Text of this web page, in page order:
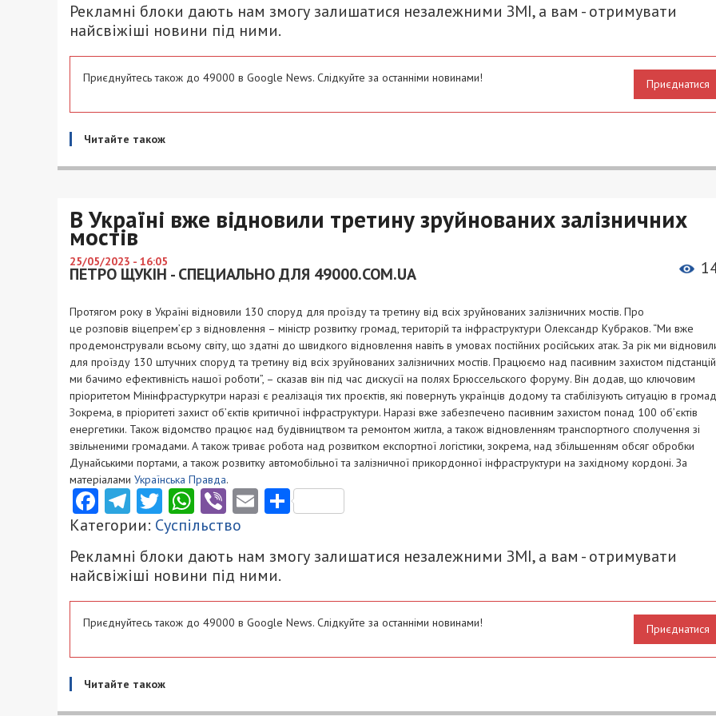
Рекламні блоки дають нам змогу залишатися незалежними ЗМІ, а вам - отримувати
найсвіжіші новини під ними.
Приєднуйтесь також до 49000 в Google News. Слідкуйте за останніми новинами! Приєднатися
Читайте також
В Україні вже відновили третину зруйнованих залізничних
мостів
25/05/2023 - 16:05
ПЕТРО ЩУКІН - СПЕЦИАЛЬНО ДЛЯ 49000.COM.UA
Протягом року в Україні відновили 130 споруд для проїзду та третину від всіх зруйнованих залізничних мостів. Про
це розповів віцепрем’єр з відновлення – міністр розвитку громад, територій та інфраструктури Олександр Кубраков. “Ми вже
продемонстрували всьому світу, що здатні до швидкого відновлення навіть в умовах постійних російських атак. За рік ми
для проїзду 130 штучних споруд та третину від всіх зруйнованих залізничних мостів. Працюємо над пасивним захистом підстанцій
ми бачимо ефективність нашої роботи”, – сказав він під час дискусії на полях Брюссельского форуму. Він додав, що ключовим
пріоритетом Мінінфрастуркутри наразі є реалізація тих проєктів, які повернуть українців додому та стабілізують ситуацію в
Зокрема, в пріоритеті захист об’єктів критичної інфраструктури. Наразі вже забезпечено пасивним захистом понад 100 об’єктів
енергетики. Також відомство працює над будівництвом та ремонтом житла, а також відновленням транспортного сполучення зі
звільненими громадами. А також триває робота над розвитком експортної логістики, зокрема, над збільшенням обсяг обробки
Дунайськими портами, а також розвитку автомобільної та залізничної прикордонної інфраструктури на західному кордоні. За
матеріалами Українська Правда.
Facebook
Telegram
Twitter
WhatsApp
ViberEmailПоділитися
Категории: Суспільство
Рекламні блоки дають нам змогу залишатися незалежними ЗМІ, а вам - отримувати
найсвіжіші новини під ними.
Приєднуйтесь також до 49000 в Google News. Слідкуйте за останніми новинами! Приєднатися
Читайте також